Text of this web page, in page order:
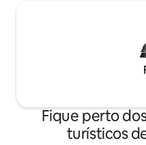
Fique perto
turísticos